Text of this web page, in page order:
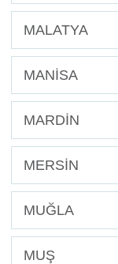
MALATYA
MANİSA
MARDİN
MERSİN
MUĞLA
MUŞ